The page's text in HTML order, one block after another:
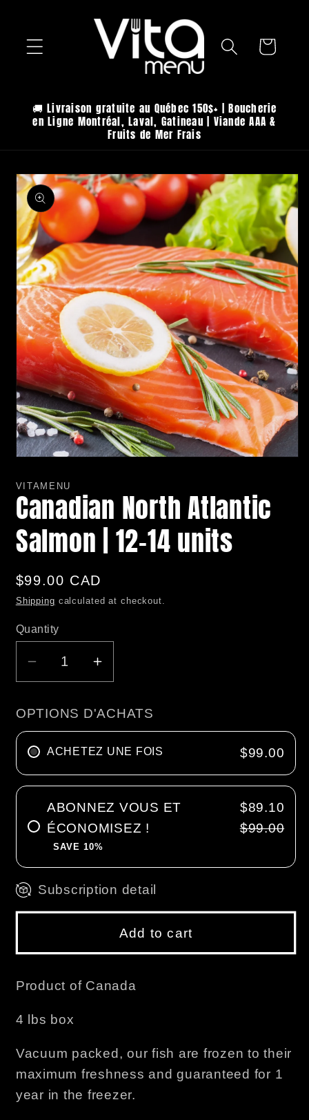
Cart
🚚 Livraison gratuite au Québec 150$+ | Boucherie
en Ligne Montréal, Laval, Gatineau | Viande AAA &
Fruits de Mer Frais
Skip to
product
information
1
in
modal
VITAMENU
Canadian North Atlantic
Salmon | 12-14 units
Regular
price
$99.00 CAD
Shipping calculated at checkout.
Quantity
Decrease
quantity
for
Canadian
North
Atlantic
Salmon
12-
14
units
Increase
quantity
for
Canadian
Atlantic
Salmon
12-
14
units
OPTIONS D'ACHATS
ACHETEZ UNE FOIS $99.00
ABONNEZ VOUS ET
ÉCONOMISEZ !
SAVE 10%
$89.10
$99.00
Subscription detail
Add to cart
Product of Canada
4 lbs box
Vacuum packed, our fish are frozen to their
maximum freshness and guaranteed for 1
year in the freezer.